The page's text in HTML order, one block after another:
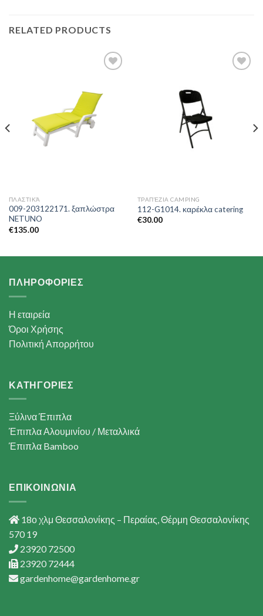
RELATED PRODUCTS
ΠΛΑΣΤΙΚΆ
009-203122171. ξαπλώστρα
NETUNO
€135.00
ΤΡΑΠΈΖΙΑ CAMPING
112-G1014. καρέκλα catering
€30.00
ΠΛΗΡΟΦΟΡΙΕΣ
Η εταιρεία
Όροι Χρήσης
Πολιτική Απορρήτου
ΚΑΤΗΓΟΡΙΕΣ
Ξύλινα Έπιπλα
Έπιπλα Αλουμινίου / Μεταλλικά
Έπιπλα Bamboo
ΕΠΙΚΟΙΝΩΝΙΑ
18ο χλμ Θεσσαλονίκης – Περαίας, Θέρμη Θεσσαλονίκης
570 19
23920 72500
23920 72444
gardenhome@gardenhome.gr